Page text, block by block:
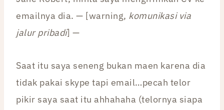
emailnya dia. — [warning, komunikasi via
jalur pribadi] —
Saat itu saya seneng bukan maen karena dia
tidak pakai skype tapi email…pecah telor
pikir saya saat itu ahhahaha (telornya siapa